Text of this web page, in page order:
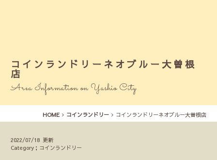
コインランドリーネオブルー大曽根
店
Area Information on Yashio City
HOME コインランドリー コインランドリーネオブルー大曽根店
2022/07/18 更新
Category；コインランドリー